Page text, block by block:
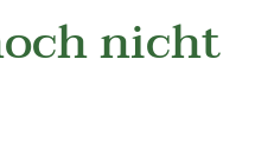
nicht